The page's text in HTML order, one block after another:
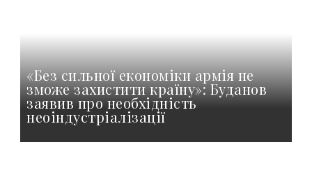
«Без сильної економіки армія не
зможе захистити країну»: Буданов
заявив про необхідність
неоіндустріалізації